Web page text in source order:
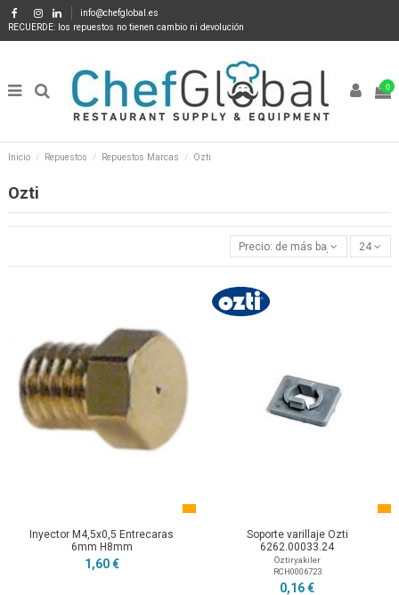
info@chefglobal.es
RECUERDE: los repuestos no tienen cambio ni devolución
0
Inicio Repuestos Repuestos Marcas Ozti
Ozti
Precio: de más bajo a más alto
24
Inyector M4,5x0,5 Entrecaras
6mm H8mm
1,60 €
Soporte varillaje Ozti
6262.00033.24
Öztiryakiler
RCH0006723
0,16 €